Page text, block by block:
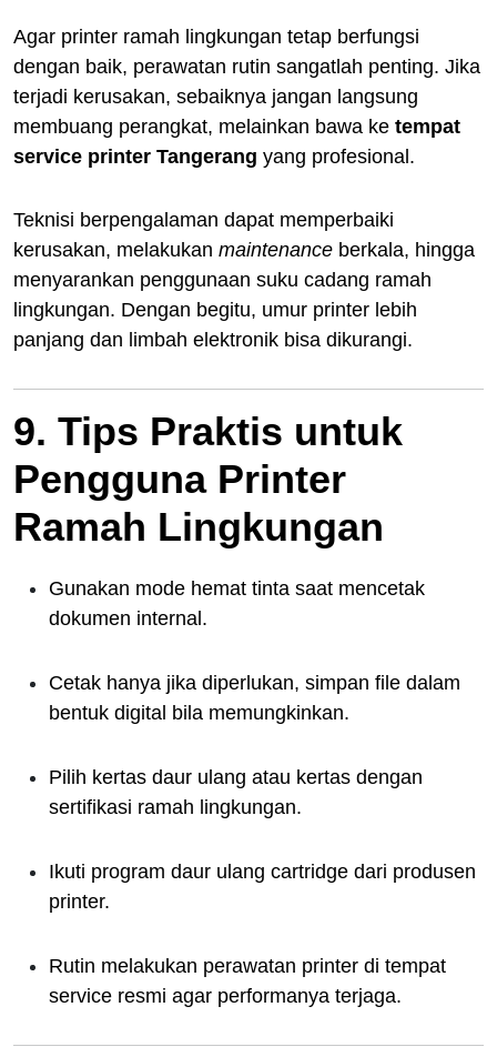
Agar printer ramah lingkungan tetap berfungsi
dengan baik, perawatan rutin sangatlah penting. Jika
terjadi kerusakan, sebaiknya jangan langsung
membuang perangkat, melainkan bawa ke tempat
service printer Tangerang yang profesional.
Teknisi berpengalaman dapat memperbaiki
kerusakan, melakukan maintenance berkala, hingga
menyarankan penggunaan suku cadang ramah
lingkungan. Dengan begitu, umur printer lebih
panjang dan limbah elektronik bisa dikurangi.
9. Tips Praktis untuk
Pengguna Printer
Ramah Lingkungan
Gunakan mode hemat tinta saat mencetak
dokumen internal.
Cetak hanya jika diperlukan, simpan file dalam
bentuk digital bila memungkinkan.
Pilih kertas daur ulang atau kertas dengan
sertifikasi ramah lingkungan.
Ikuti program daur ulang cartridge dari produsen
printer.
Rutin melakukan perawatan printer di tempat
service resmi agar performanya terjaga.